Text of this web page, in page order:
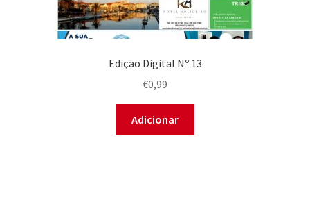
Edição Digital Nº 13
€0,99
Adicionar